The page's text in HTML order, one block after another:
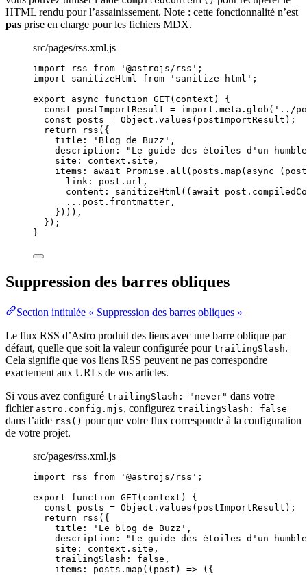
HTML rendu pour l’assainissement. Note : cette fonctionnalité n’est
pas prise en charge pour les fichiers MDX.
src/pages/rss.xml.js
import rss from ' @astrojs/rss ' ;
import sanitizeHtml from ' sanitize-html ' ;
export
async function GET( context )
{
const postImportResult = import. meta . glob ( ' ../
const posts = Object . values ( postImportResult );
return
rss ({
title:
' Blog de Buzz ' ,
description:
" Le guide des étoiles d'un
site: context . site ,
items: await Promise . all ( posts . map ( async ( post
link: post . url ,
content: sanitizeHtml (( await post .
...post . frontmatter ,
}))) ,
});
}
Suppression des barres obliques
Section intitulée « Suppression des barres obliques »
Le flux RSS d’Astro produit des liens avec une barre oblique par
défaut, quelle que soit la valeur configurée pour trailingSlash.
Cela signifie que vos liens RSS peuvent ne pas correspondre
exactement aux URLs de vos articles.
Si vous avez configuré trailingSlash: "never" dans votre
fichier astro.config.mjs, configurez trailingSlash: false
dans l’aide rss() pour que votre flux corresponde à la configuration
de votre projet.
src/pages/rss.xml.js
import rss from ' @astrojs/rss ' ;
export
function GET( context )
{
const posts = Object . values (postImportResult);
return
rss ({
title:
' Le blog de Buzz ' ,
description:
" Le guide des étoiles d'un
site: context . site ,
trailingSlash: false ,
items: posts . map ( ( post ) => ({